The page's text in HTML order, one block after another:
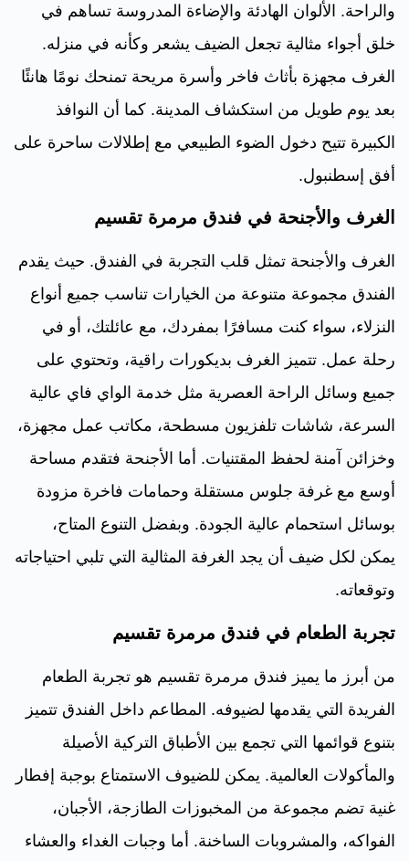
والراحة. الألوان الهادئة والإضاءة المدروسة تساهم في
خلق أجواء مثالية تجعل الضيف يشعر وكأنه في منزله.
الغرف مجهزة بأثاث فاخر وأسرة مريحة تمنحك نومًا هانئًا
بعد يوم طويل من استكشاف المدينة. كما أن النوافذ
الكبيرة تتيح دخول الضوء الطبيعي مع إطلالات ساحرة على
أفق إسطنبول.
الغرف والأجنحة في فندق مرمرة تقسيم
الغرف والأجنحة تمثل قلب التجربة في الفندق. حيث يقدم
الفندق مجموعة متنوعة من الخيارات تناسب جميع أنواع
النزلاء، سواء كنت مسافرًا بمفردك، مع عائلتك، أو في
رحلة عمل. تتميز الغرف بديكورات راقية، وتحتوي على
جميع وسائل الراحة العصرية مثل خدمة الواي فاي عالية
السرعة، شاشات تلفزيون مسطحة، مكاتب عمل مجهزة،
وخزائن آمنة لحفظ المقتنيات. أما الأجنحة فتقدم مساحة
أوسع مع غرفة جلوس مستقلة وحمامات فاخرة مزودة
بوسائل استحمام عالية الجودة. وبفضل التنوع المتاح،
يمكن لكل ضيف أن يجد الغرفة المثالية التي تلبي احتياجاته
وتوقعاته.
تجربة الطعام في فندق مرمرة تقسيم
من أبرز ما يميز فندق مرمرة تقسيم هو تجربة الطعام
الفريدة التي يقدمها لضيوفه. المطاعم داخل الفندق تتميز
بتنوع قوائمها التي تجمع بين الأطباق التركية الأصيلة
والمأكولات العالمية. يمكن للضيوف الاستمتاع بوجبة إفطار
غنية تضم مجموعة من المخبوزات الطازجة، الأجبان،
الفواكه، والمشروبات الساخنة. أما وجبات الغداء والعشاء